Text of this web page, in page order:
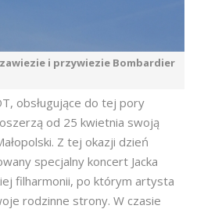
i przywiezie Bombardier
obsługujące do tej pory
od 25 kwietnia swoją
Z tej okazji dzień
specjalny koncert Jacka
filharmonii, po którym artysta
rodzinne strony. W czasie